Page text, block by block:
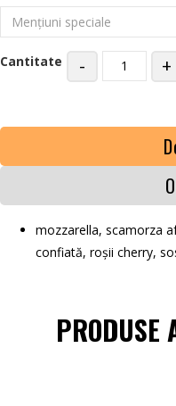
Cantitate - +
mozzarella, scamorza
confiată, roșii cherry,
PRODUSE